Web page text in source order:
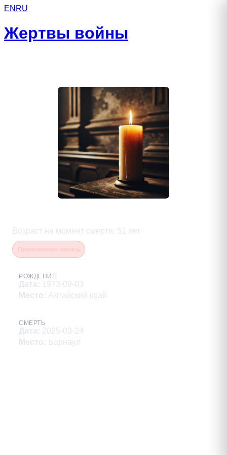
EN RU
Жертвы войны
Возраст на момент смерти : 51 лет
РОЖДЕНИЕ
Дата: 1973-09-03
Место: Алтайский край
СМЕРТЬ
Дата: 2025-03-24
Место: Барнаул